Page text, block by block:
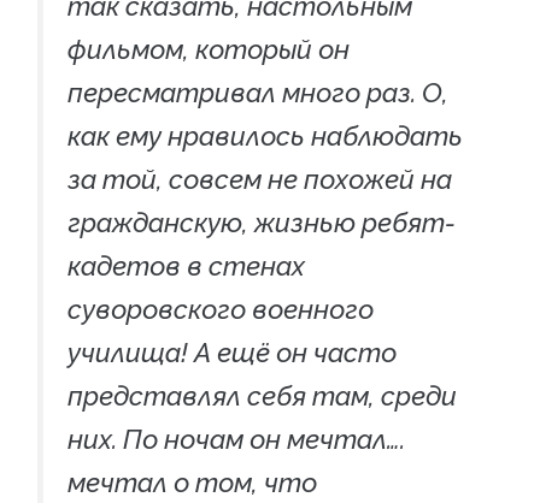
фильмом, который он
пересматривал много раз. О,
как ему нравилось наблюдать
за той, совсем не похожей на
гражданскую, жизнью ребят-
кадетов в стенах
суворовского военного
училища! А ещё он часто
представлял себя там, среди
них. По ночам он мечтал….
мечтал о том, что